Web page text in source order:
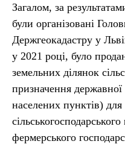
Загалом, за
були організовані
Держгеокадастру у
у 2021 році, було
земельних ділянок
призначення
населених пунктів)
фермерського